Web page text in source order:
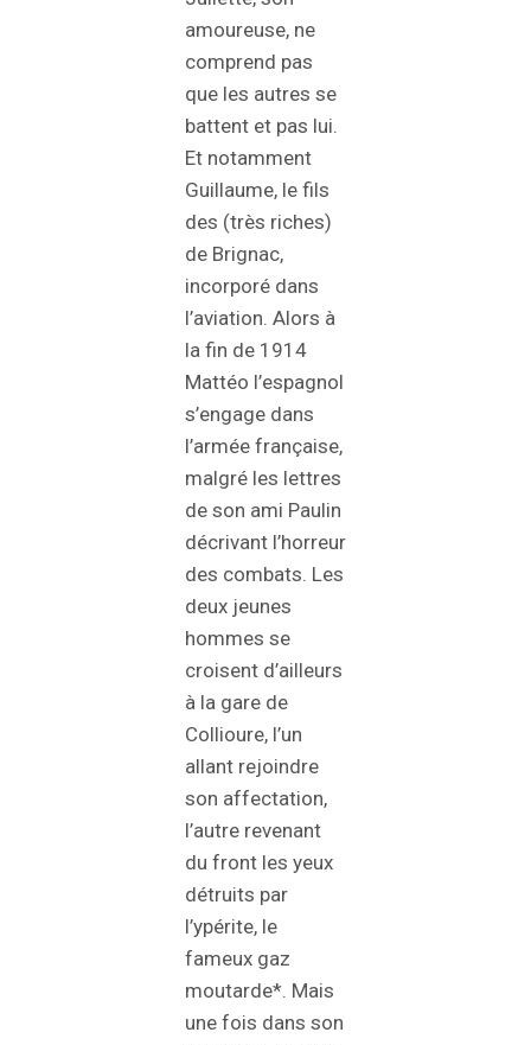
amoureuse, ne
comprend pas
que les autres se
battent et pas lui.
Et notamment
Guillaume, le fils
des (très riches)
de Brignac,
incorporé dans
l’aviation. Alors à
la fin de 1914
Mattéo l’espagnol
s’engage dans
l’armée française,
malgré les lettres
de son ami Paulin
décrivant l’horreur
des combats. Les
deux jeunes
hommes se
croisent d’ailleurs
à la gare de
Collioure, l’un
allant rejoindre
son affectation,
l’autre revenant
du front les yeux
détruits par
l’ypérite, le
fameux gaz
moutarde*. Mais
une fois dans son